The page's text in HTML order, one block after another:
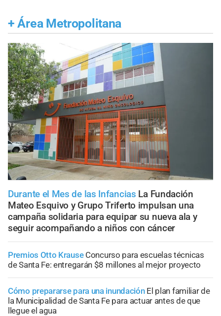
+ Área Metropolitana
Durante el Mes de las Infancias La Fundación
Mateo Esquivo y Grupo Triferto impulsan una
campaña solidaria para equipar su nueva ala y
seguir acompañando a niños con cáncer
Premios Otto Krause Concurso para escuelas técnicas
de Santa Fe: entregarán $8 millones al mejor proyecto
Cómo prepararse para una inundación El plan familiar de
la Municipalidad de Santa Fe para actuar antes de que
llegue el agua